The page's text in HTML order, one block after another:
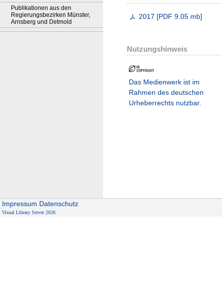
Publikationen aus den
Regierungsbezirken Münster,
Arnsberg und Detmold
2017 [PDF 9.05 mb]
Nutzungshinweis
Das Medienwerk ist im
Rahmen des deutschen
Urheberrechts nutzbar.
Impressum Datenschutz
Visual Library Server 2026